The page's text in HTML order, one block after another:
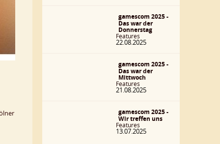
gamescom 2025 -
Das war der
Donnerstag
Features
22.08.2025
gamescom 2025 -
Das war der
Mittwoch
Features
21.08.2025
gamescom 2025 -
Wir treffen uns
Features
13.07.2025